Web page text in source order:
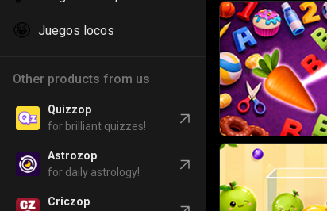
🤪 Juegos locos
Other products from us
Quizzop
for brilliant quizzes!
Astrozop
for daily astrology!
Criczop